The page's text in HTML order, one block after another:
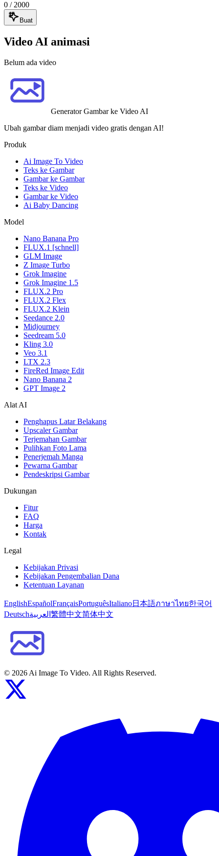
0 / 2000
Buat
Video AI animasi
Belum ada video
Generator Gambar ke Video AI
Ubah gambar diam menjadi video gratis dengan AI!
Produk
Ai Image To Video
Teks ke Gambar
Gambar ke Gambar
Teks ke Video
Gambar ke Video
Ai Baby Dancing
Model
Nano Banana Pro
FLUX.1 [schnell]
GLM Image
Z Image Turbo
Grok Imagine
Grok Imagine 1.5
FLUX.2 Pro
FLUX.2 Flex
FLUX.2 Klein
Seedance 2.0
Midjourney
Seedream 5.0
Kling 3.0
Veo 3.1
LTX 2.3
FireRed Image Edit
Nano Banana 2
GPT Image 2
Alat AI
Penghapus Latar Belakang
Upscaler Gambar
Terjemahan Gambar
Pulihkan Foto Lama
Penerjemah Manga
Pewarna Gambar
Pendeskripsi Gambar
Dukungan
Fitur
FAQ
Harga
Kontak
Legal
Kebijakan Privasi
Kebijakan Pengembalian Dana
Ketentuan Layanan
EnglishEspañolFrançaisPortuguêsItaliano日本語ภาษาไทย한국어
Deutschالعربية 繁體中文简体中文
© 2026 Ai Image To Video. All Rights Reserved.